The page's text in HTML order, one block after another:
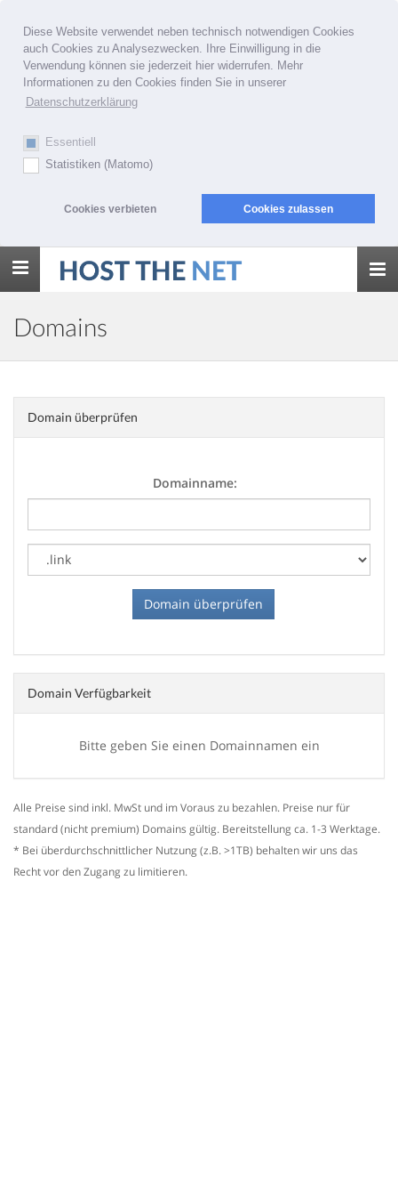
Diese Website verwendet neben technisch notwendigen Cookies
auch Cookies zu Analysezwecken. Ihre Einwilligung in die
Verwendung können sie jederzeit hier widerrufen. Mehr
Informationen zu den Cookies finden Sie in unserer
Datenschutzerklärung
Essentiell
Statistiken (Matomo)
Cookies verbieten Cookies zulassen
Toggle
navigation
Domains
Domain überprüfen
Domainname:
Domain Verfügbarkeit
Bitte geben Sie einen Domainnamen ein
Alle Preise sind inkl. MwSt und im Voraus zu bezahlen. Preise nur für
standard (nicht premium) Domains gültig. Bereitstellung ca. 1-3 Werktage.
* Bei überdurchschnittlicher Nutzung (z.B. >1TB) behalten wir uns das
Recht vor den Zugang zu limitieren.